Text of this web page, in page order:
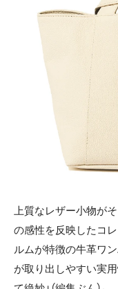
上質なレザー小物が
の感性を反映したコ
ルムが特徴の牛革ワ
が取り出しやすい実用